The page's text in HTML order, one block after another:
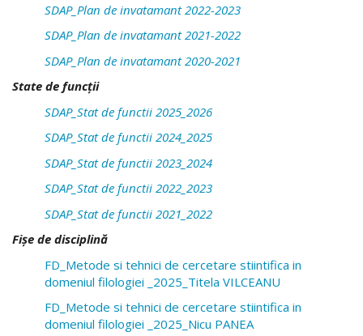
SDAP_Plan de invatamant 2022-2023
SDAP_Plan de invatamant 2021-2022
SDAP_Plan de invatamant 2020-2021
State de funcții
SDAP_Stat de functii 2025_2026
SDAP_Stat de functii 2024_2025
SDAP_Stat de functii 2023_2024
SDAP_Stat de functii 2022_2023
SDAP_Stat de functii 2021_2022
Fișe de disciplină
FD_Metode si tehnici de cercetare stiintifica in
domeniul filologiei _2025_Titela VILCEANU
FD_Metode si tehnici de cercetare stiintifica in
domeniul filologiei _2025_Nicu PANEA